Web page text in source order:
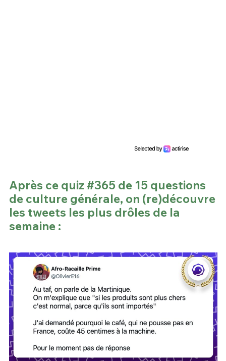
Après ce quiz #365 de 15 questions
de culture générale, on (re)découvre
les tweets les plus drôles de la
semaine :